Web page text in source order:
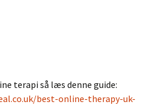
terapi så læs denne guide:
best-online-therapy-uk-